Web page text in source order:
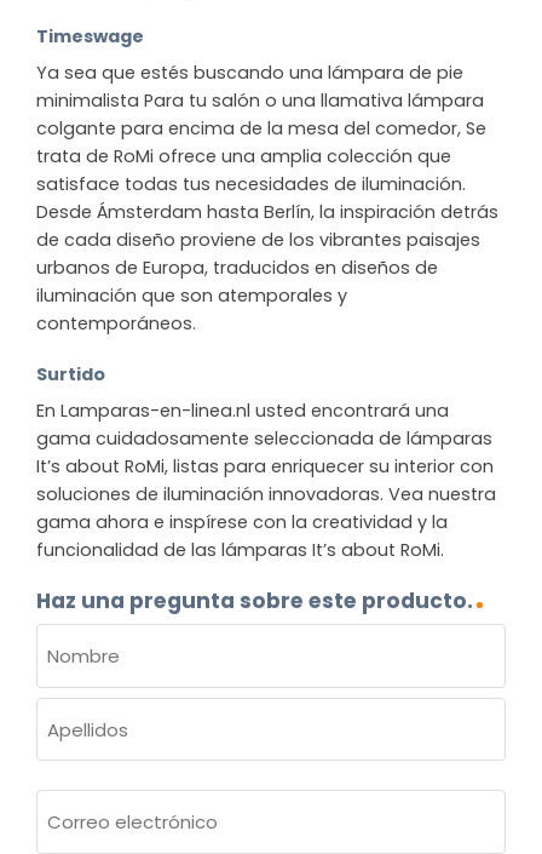
Timeswage
Ya sea que estés buscando una lámpara de pie
minimalista Para tu salón o una llamativa lámpara
colgante para encima de la mesa del comedor, Se
trata de RoMi ofrece una amplia colección que
satisface todas tus necesidades de iluminación.
Desde Ámsterdam hasta Berlín, la inspiración detrás
de cada diseño proviene de los vibrantes paisajes
urbanos de Europa, traducidos en diseños de
iluminación que son atemporales y
contemporáneos.
Surtido
En Lamparas-en-linea.nl usted encontrará una
gama cuidadosamente seleccionada de lámparas
It’s about RoMi, listas para enriquecer su interior con
soluciones de iluminación innovadoras. Vea nuestra
gama ahora e inspírese con la creatividad y la
funcionalidad de las lámparas It’s about RoMi.
Haz una pregunta sobre este producto.
(OBLIGATORIO)
Nombre
electrónico